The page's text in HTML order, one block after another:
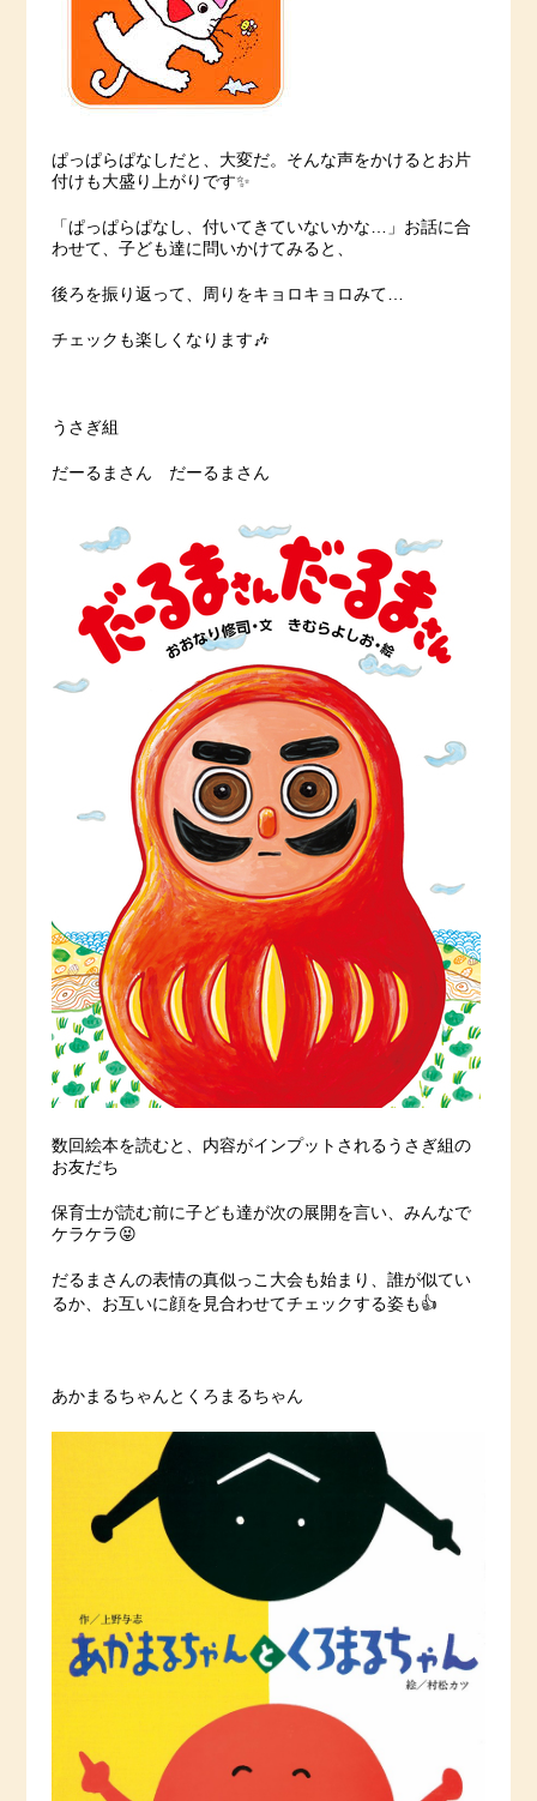
ぱっぱらぱなしだと、大変だ。そんな声をかけるとお片
付けも大盛り上がりです✨
「ぱっぱらぱなし、付いてきていないかな…」お話に合
わせて、子ども達に問いかけてみると、
後ろを振り返って、周りをキョロキョロみて…
チェックも楽しくなります🎶
うさぎ組
だーるまさん だーるまさん
数回絵本を読むと、内容がインプットされるうさぎ組の
お友だち
保育士が読む前に子ども達が次の展開を言い、みんなで
ケラケラ😝
だるまさんの表情の真似っこ大会も始まり、誰が似てい
るか、お互いに顔を見合わせてチェックする姿も👍
あかまるちゃんとくろまるちゃん